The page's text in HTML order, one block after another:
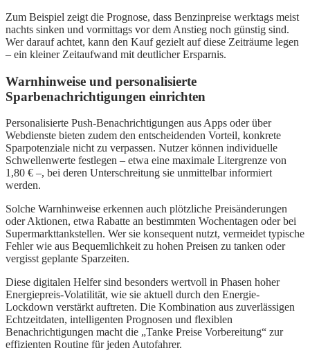
Zum Beispiel zeigt die Prognose, dass Benzinpreise werktags meist
nachts sinken und vormittags vor dem Anstieg noch günstig sind.
Wer darauf achtet, kann den Kauf gezielt auf diese Zeiträume legen
– ein kleiner Zeitaufwand mit deutlicher Ersparnis.
Warnhinweise und personalisierte
Sparbenachrichtigungen einrichten
Personalisierte Push-Benachrichtigungen aus Apps oder über
Webdienste bieten zudem den entscheidenden Vorteil, konkrete
Sparpotenziale nicht zu verpassen. Nutzer können individuelle
Schwellenwerte festlegen – etwa eine maximale Litergrenze von
1,80 € –, bei deren Unterschreitung sie unmittelbar informiert
werden.
Solche Warnhinweise erkennen auch plötzliche Preisänderungen
oder Aktionen, etwa Rabatte an bestimmten Wochentagen oder bei
Supermarkttankstellen. Wer sie konsequent nutzt, vermeidet typische
Fehler wie aus Bequemlichkeit zu hohen Preisen zu tanken oder
vergisst geplante Sparzeiten.
Diese digitalen Helfer sind besonders wertvoll in Phasen hoher
Energiepreis-Volatilität, wie sie aktuell durch den Energie-
Lockdown verstärkt auftreten. Die Kombination aus zuverlässigen
Echtzeitdaten, intelligenten Prognosen und flexiblen
Benachrichtigungen macht die „Tanke Preise Vorbereitung“ zur
effizienten Routine für jeden Autofahrer.